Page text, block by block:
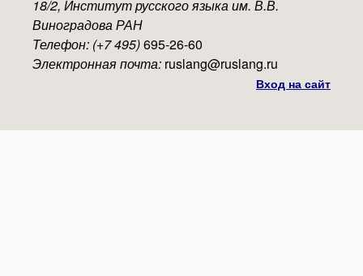
18/2, Институт русского языка им. В.В.
Виноградова РАН
Телефон: (+7 495)695-26-60
Электронная почта: ruslang@ruslang.ru
Вход на сайт